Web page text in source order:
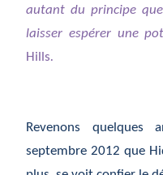
autant du principe
laisser espérer une
Hills.
Revenons quelques
septembre 2012 que